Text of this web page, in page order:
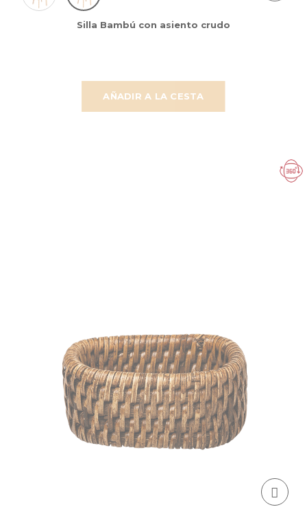
AÑADIR A LA CESTA
Silla Bambú con asiento crudo